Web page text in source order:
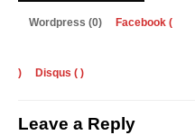
Wordpress (0) Facebook (
) Disqus ( )
Leave a Reply